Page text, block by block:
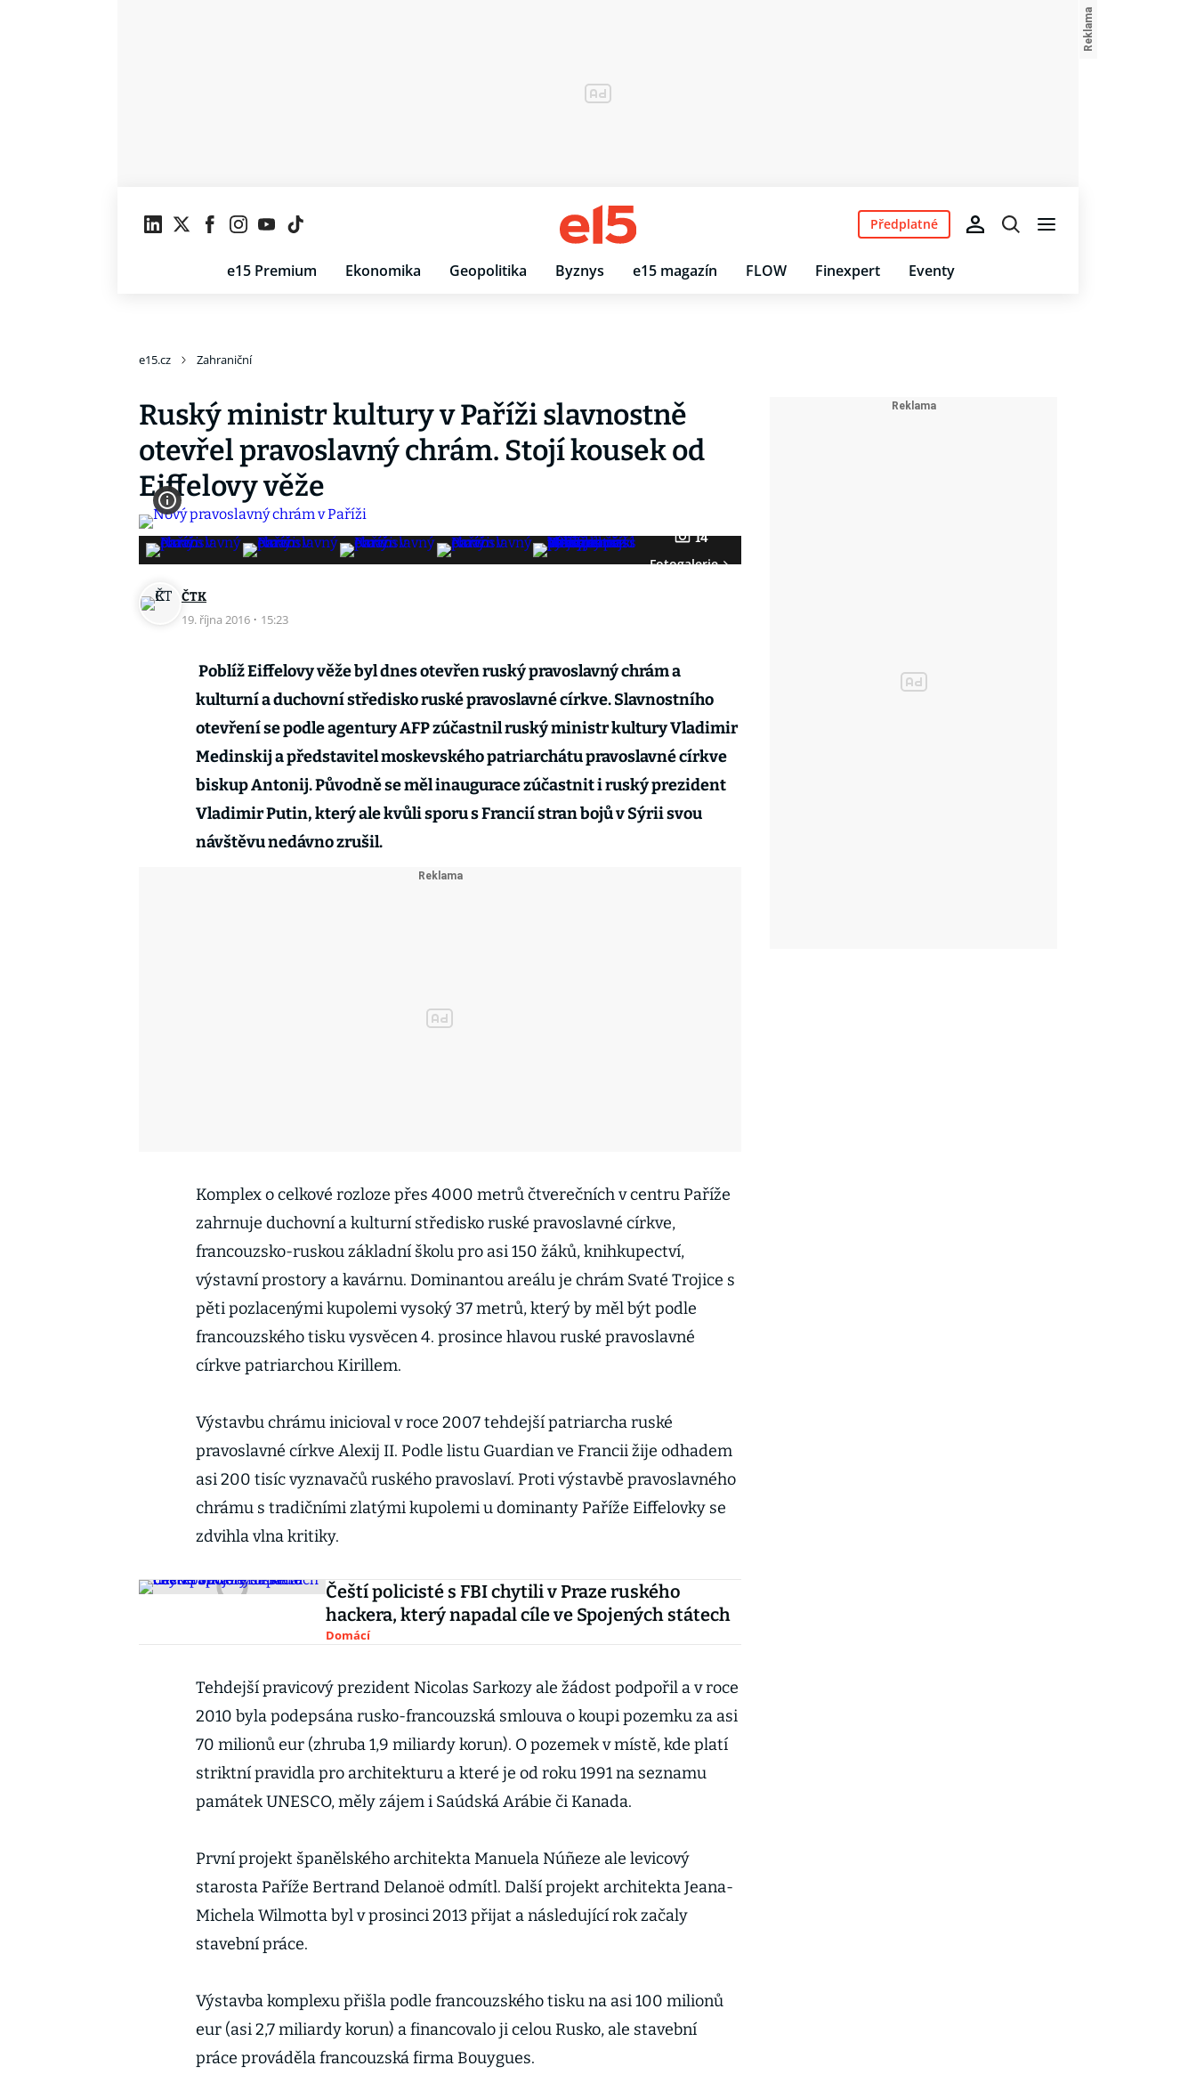
e15 Premium Ekonomika Geopolitika Byznys e15 magazín FLOW Finexpert Eventy
Předplatné
e15.cz Zahraniční
Ruský ministr kultury v Paříži slavnostně
otevřel pravoslavný chrám. Stojí kousek od
Eiffelovy věže
14
Fotogalerie
ČTK
19. října 2016 · 15:23
Poblíž Eiffelovy věže byl dnes otevřen ruský pravoslavný chrám a
kulturní a duchovní středisko ruské pravoslavné církve. Slavnostního
otevření se podle agentury AFP zúčastnil ruský ministr kultury Vladimir
Medinskij a představitel moskevského patriarchátu pravoslavné církve
biskup Antonij. Původně se měl inaugurace zúčastnit i ruský prezident
Vladimir Putin, který ale kvůli sporu s Francií stran bojů v Sýrii svou
návštěvu nedávno zrušil.
Komplex o celkové rozloze přes 4000 metrů čtverečních v centru Paříže
zahrnuje duchovní a kulturní středisko ruské pravoslavné církve,
francouzsko-ruskou základní školu pro asi 150 žáků, knihkupectví,
výstavní prostory a kavárnu. Dominantou areálu je chrám Svaté Trojice s
pěti pozlacenými kupolemi vysoký 37 metrů, který by měl být podle
francouzského tisku vysvěcen 4. prosince hlavou ruské pravoslavné
církve patriarchou Kirillem.
Výstavbu chrámu inicioval v roce 2007 tehdejší patriarcha ruské
pravoslavné církve Alexij II. Podle listu Guardian ve Francii žije odhadem
asi 200 tisíc vyznavačů ruského pravoslaví. Proti výstavbě pravoslavného
chrámu s tradičními zlatými kupolemi u dominanty Paříže Eiffelovky se
zdvihla vlna kritiky.
Čeští policisté s FBI chytili v Praze ruského
hackera, který napadal cíle ve Spojených státech
Domácí
Tehdejší pravicový prezident Nicolas Sarkozy ale žádost podpořil a v roce
2010 byla podepsána rusko-francouzská smlouva o koupi pozemku za asi
70 milionů eur (zhruba 1,9 miliardy korun). O pozemek v místě, kde platí
striktní pravidla pro architekturu a které je od roku 1991 na seznamu
památek UNESCO, měly zájem i Saúdská Arábie či Kanada.
První projekt španělského architekta Manuela Núñeze ale levicový
starosta Paříže Bertrand Delanoë odmítl. Další projekt architekta Jeana-
Michela Wilmotta byl v prosinci 2013 přijat a následující rok začaly
stavební práce.
Výstavba komplexu přišla podle francouzského tisku na asi 100 milionů
eur (asi 2,7 miliardy korun) a financovalo ji celou Rusko, ale stavební
práce prováděla francouzská firma Bouygues.